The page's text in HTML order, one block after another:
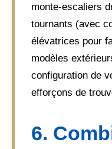
monte-escaliers
tournants (avec
élévatrices pour
modèles
configuration de
efforçons de
6.